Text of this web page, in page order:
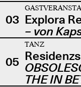
03 Explora
– von
05
TANZ
THE IN